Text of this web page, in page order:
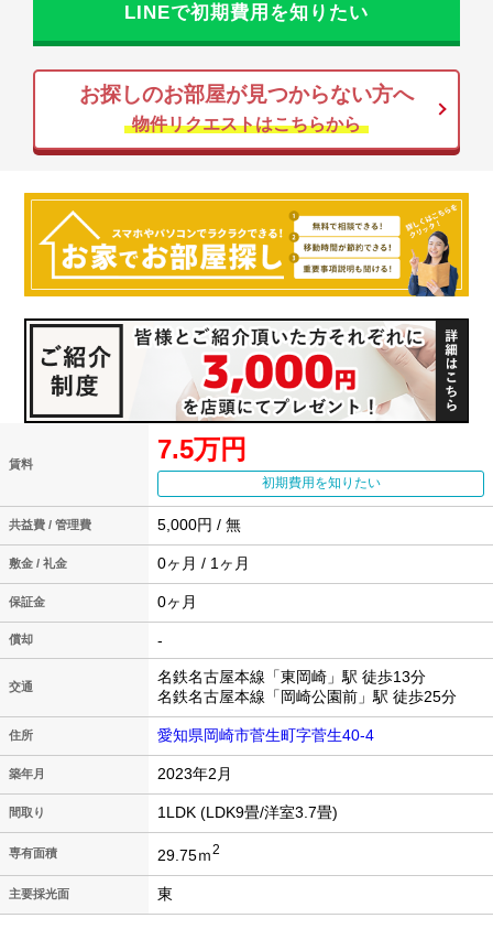
LINEで初期費用を知りたい
お探しのお部屋が見つからない方へ
物件リクエストはこちらから
賃料 7.5万円
初期費用を知りたい
共益費 / 管理費 5,000円 / 無
敷金 / 礼金 0ヶ月 / 1ヶ月
保証金 0ヶ月
償却 -
交通
名鉄名古屋本線「東岡崎」駅 徒歩13分
名鉄名古屋本線「岡崎公園前」駅 徒歩25分
住所 愛知県岡崎市菅生町字菅生40-4
築年月 2023年2月
間取り 1LDK (LDK9畳/洋室3.7畳)
専有面積 29.75ｍ2
主要採光面 東